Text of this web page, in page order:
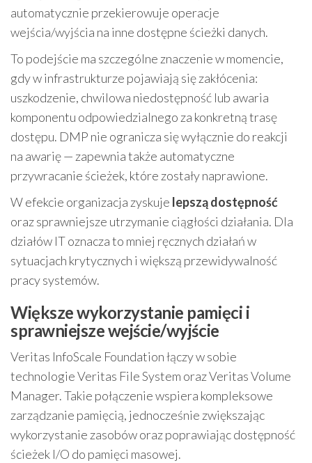
automatycznie przekierowuje operacje
wejścia/wyjścia na inne dostępne ścieżki danych.
To podejście ma szczególne znaczenie w momencie,
gdy w infrastrukturze pojawiają się zakłócenia:
uszkodzenie, chwilowa niedostępność lub awaria
komponentu odpowiedzialnego za konkretną trasę
dostępu. DMP nie ogranicza się wyłącznie do reakcji
na awarię — zapewnia także automatyczne
przywracanie ścieżek, które zostały naprawione.
W efekcie organizacja zyskuje lepszą dostępność
oraz sprawniejsze utrzymanie ciągłości działania. Dla
działów IT oznacza to mniej ręcznych działań w
sytuacjach krytycznych i większą przewidywalność
pracy systemów.
Większe wykorzystanie pamięci i
sprawniejsze wejście/wyjście
Veritas InfoScale Foundation łączy w sobie
technologie Veritas File System oraz Veritas Volume
Manager. Takie połączenie wspiera kompleksowe
zarządzanie pamięcią, jednocześnie zwiększając
wykorzystanie zasobów oraz poprawiając dostępność
ścieżek I/O do pamięci masowej.